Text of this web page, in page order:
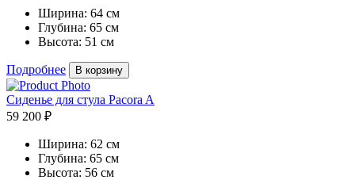
Ширина: 64 см
Глубина: 65 см
Высота: 51 см
Подробнее В корзину
Сиденье для стула Pacora A
59 200 ₽
Ширина: 62 см
Глубина: 65 см
Высота: 56 см